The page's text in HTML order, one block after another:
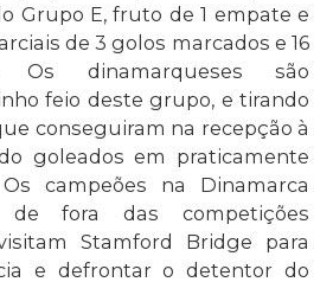
Grupo E, fruto de 1 empate e
de 3 golos marcados e 16
Os dinamarqueses são
feio deste grupo, e tirando
conseguiram na recepção à
goleados em praticamente
campeões na Dinamarca
de fora das competições
Stamford Bridge para
e defrontar o detentor do